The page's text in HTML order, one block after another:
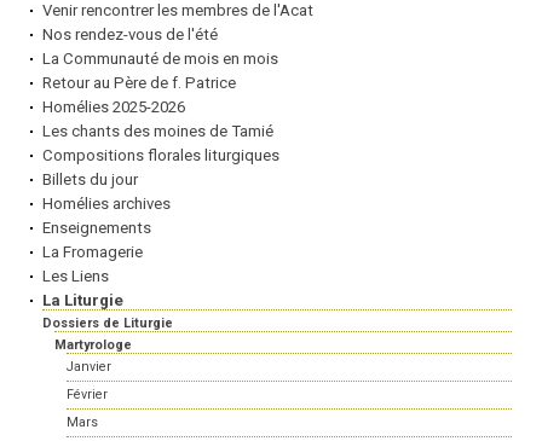
Venir rencontrer les membres de l'Acat
Nos rendez-vous de l'été
La Communauté de mois en mois
Retour au Père de f. Patrice
Homélies 2025-2026
Les chants des moines de Tamié
Compositions florales liturgiques
Billets du jour
Homélies archives
Enseignements
La Fromagerie
Les Liens
La Liturgie
Dossiers de Liturgie
Martyrologe
Janvier
Février
Mars